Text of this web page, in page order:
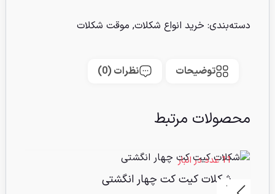
دسته‌بندی: خرید انواع شکلات, موقت شکلات
توضیحات نظرات (0)
محصولات مرتبط
11 عدد در انبار
شکلات کیت کت چهار انگشتی